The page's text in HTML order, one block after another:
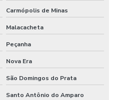
Carmópolis de Minas
Malacacheta
Peçanha
Nova Era
São Domingos do Prata
Santo Antônio do Amparo